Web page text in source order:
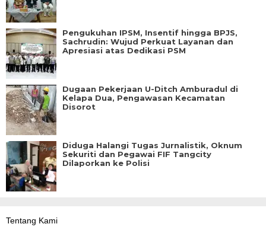
Pengukuhan IPSM, Insentif hingga BPJS,
Sachrudin: Wujud Perkuat Layanan dan
Apresiasi atas Dedikasi PSM
Dugaan Pekerjaan U-Ditch Amburadul di
Kelapa Dua, Pengawasan Kecamatan
Disorot
Diduga Halangi Tugas Jurnalistik, Oknum
Sekuriti dan Pegawai FIF Tangcity
Dilaporkan ke Polisi
Tentang Kami